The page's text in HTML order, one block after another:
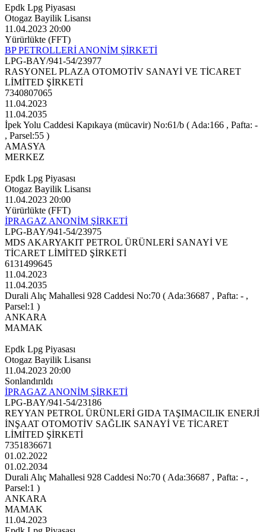
Epdk Lpg Piyasası
Otogaz Bayilik Lisansı
11.04.2023 20:00
Yürürlükte (FFT)
BP PETROLLERİ ANONİM ŞİRKETİ
LPG-BAY/941-54/23977
RASYONEL PLAZA OTOMOTİV SANAYİ VE TİCARET
LİMİTED ŞİRKETİ
7340807065
11.04.2023
11.04.2035
İpek Yolu Caddesi Kapıkaya (mücavir) No:61/b ( Ada:166 , Pafta: -
, Parsel:55 )
AMASYA
MERKEZ
Epdk Lpg Piyasası
Otogaz Bayilik Lisansı
11.04.2023 20:00
Yürürlükte (FFT)
İPRAGAZ ANONİM ŞİRKETİ
LPG-BAY/941-54/23975
MDS AKARYAKIT PETROL ÜRÜNLERİ SANAYİ VE
TİCARET LİMİTED ŞİRKETİ
6131499645
11.04.2023
11.04.2035
Durali Alıç Mahallesi 928 Caddesi No:70 ( Ada:36687 , Pafta: - ,
Parsel:1 )
ANKARA
MAMAK
Epdk Lpg Piyasası
Otogaz Bayilik Lisansı
11.04.2023 20:00
Sonlandırıldı
İPRAGAZ ANONİM ŞİRKETİ
LPG-BAY/941-54/23186
REYYAN PETROL ÜRÜNLERİ GIDA TAŞIMACILIK ENERJİ
İNŞAAT OTOMOTİV SAĞLIK SANAYİ VE TİCARET
LİMİTED ŞİRKETİ
7351836671
01.02.2022
01.02.2034
Durali Alıç Mahallesi 928 Caddesi No:70 ( Ada:36687 , Pafta: - ,
Parsel:1 )
ANKARA
MAMAK
11.04.2023